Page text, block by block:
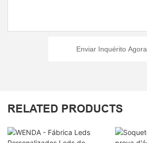
Enviar Inquérito Agora
RELATED PRODUCTS